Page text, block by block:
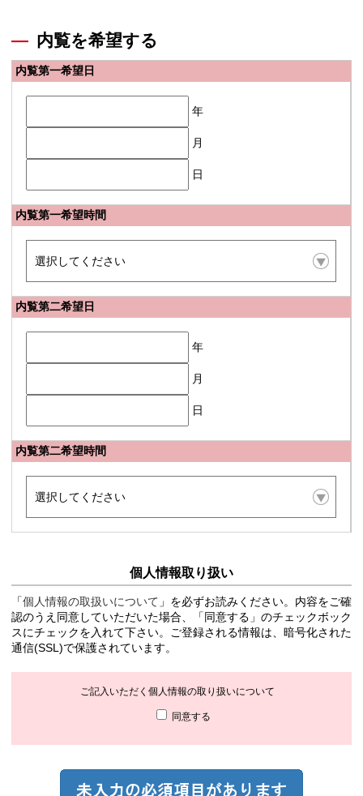
内覧を希望する
内覧第一希望日
年
月
日
内覧第一希望時間
内覧第二希望日
年
月
日
内覧第二希望時間
個人情報取り扱い
「個人情報の取扱いについて 」を必ずお読みください。内容をご確
認のうえ同意していただいた場合、「同意する」のチェックボック
スにチェックを入れて下さい。ご登録される情報は、暗号化された
通信(SSL)で保護されています。
ご記入いただく個人情報の取り扱いについて
同意する